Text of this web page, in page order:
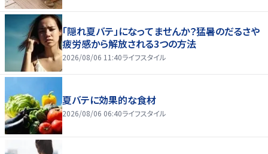
「隠れ夏バテ」になってませんか？猛暑のだるさや
疲労感から解放される3つの方法
2026/08/06 11:40ライフスタイル
夏バテに効果的な食材
2026/08/06 06:40ライフスタイル